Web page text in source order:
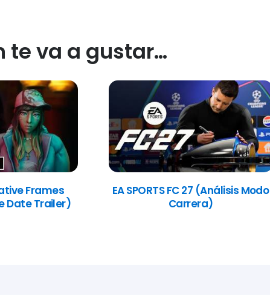
te va a gustar…
Frames
Date Trailer)
EA SPORTS FC 27 (Análisis Modo
Carrera)